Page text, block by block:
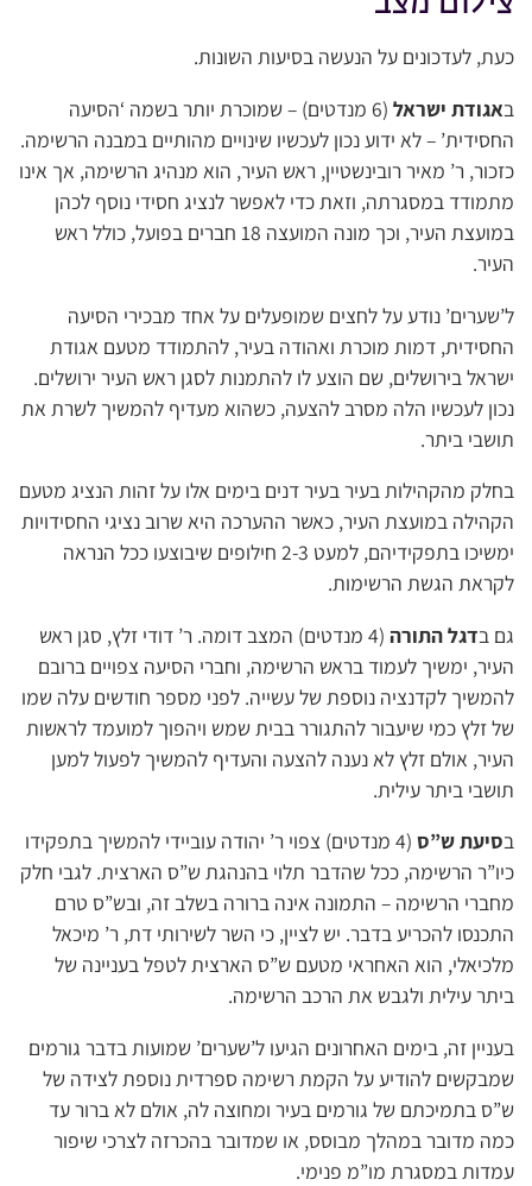
כעת, לעדכונים על הנעשה בסיעות השונות.
באגודת ישראל
(6 מנדטים) – שמוכרת יותר בשמה ‘הסיעה
החסידית’ – לא ידוע נכון לעכשיו שינויים מהותיים במבנה הרשימה.
כזכור, ר’ מאיר רובינשטיין, ראש העיר, הוא מנהיג הרשימה, אך אינו
מתמודד במסגרתה, וזאת כדי לאפשר לנציג חסידי נוסף לכהן
במועצת העיר, וכך מונה המועצה 18 חברים בפועל, כולל ראש
העיר.
ל’שערים’ נודע על לחצים שמופעלים על אחד מבכירי הסיעה
החסידית, דמות מוכרת ואהודה בעיר, להתמודד מטעם אגודת
ישראל בירושלים, שם הוצע לו להתמנות לסגן ראש העיר ירושלים.
נכון לעכשיו הלה מסרב להצעה, כשהוא מעדיף להמשיך לשרת את
תושבי ביתר.
בחלק מהקהילות בעיר בעיר דנים בימים אלו על זהות הנציג מטעם
הקהילה במועצת העיר, כאשר ההערכה היא שרוב נציגי החסידויות
ימשיכו בתפקידיהם, למעט 2-3 חילופים שיבוצעו ככל הנראה
לקראת הגשת הרשימות.
גם בדגל התורה
(4 מנדטים) המצב דומה. ר’ דודי זלץ, סגן ראש
העיר, ימשיך לעמוד בראש הרשימה, וחברי הסיעה צפויים ברובם
להמשיך לקדנציה נוספת של עשייה. לפני מספר חודשים עלה שמו
של זלץ כמי שיעבור להתגורר בבית שמש ויהפוך למועמד לראשות
העיר, אולם זלץ לא נענה להצעה והעדיף להמשיך לפעול למען
תושבי ביתר עילית.
בסיעת ש”ס
(4 מנדטים) צפוי ר’ יהודה עוביידי להמשיך בתפקידו
כיו”ר הרשימה, ככל שהדבר תלוי בהנהגת ש”ס הארצית. לגבי חלק
מחברי הרשימה – התמונה אינה ברורה בשלב זה, ובש”ס טרם
התכנסו להכריע בדבר. יש לציין, כי השר לשירותי דת, ר’ מיכאל
מלכיאלי, הוא האחראי מטעם ש”ס הארצית לטפל בעניינה של
ביתר עילית ולגבש את הרכב הרשימה.
בעניין זה, בימים האחרונים הגיעו ל’שערים’ שמועות בדבר גורמים
שמבקשים להודיע על הקמת רשימה ספרדית נוספת לצידה של
ש”ס בתמיכתם של גורמים בעיר ומחוצה לה, אולם לא ברור עד
כמה מדובר במהלך מבוסס, או שמדובר בהכרזה לצרכי שיפור
עמדות במסגרת מו”מ פנימי.